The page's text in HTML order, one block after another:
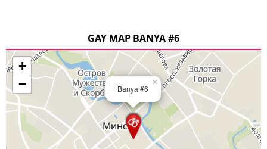
GAY MAP BANYA #6
Banya #6
×
+
−